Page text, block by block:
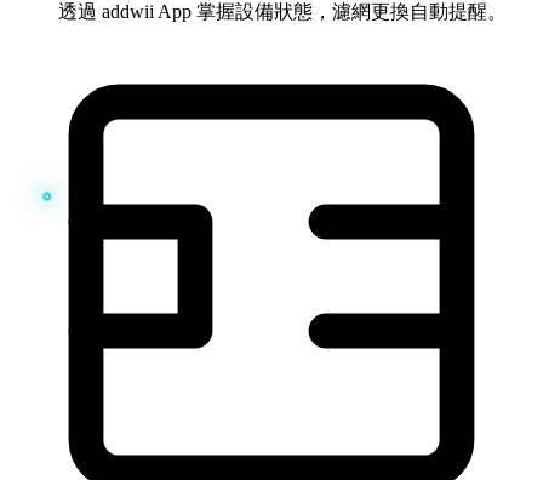
透過 addwii App 掌握設備狀態，濾網更換自動提醒。